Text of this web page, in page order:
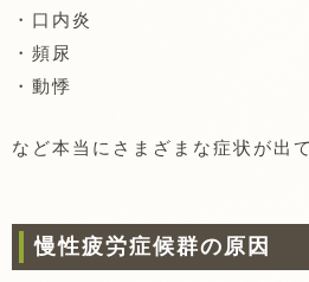
・口内炎
・頻尿
・動悸
など本当にさまざまな症状が出
慢性疲労症候群の原因